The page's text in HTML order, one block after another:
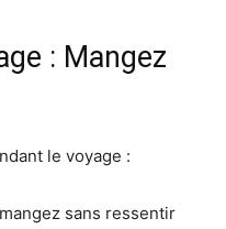
: Mangez
le voyage :
sans ressentir